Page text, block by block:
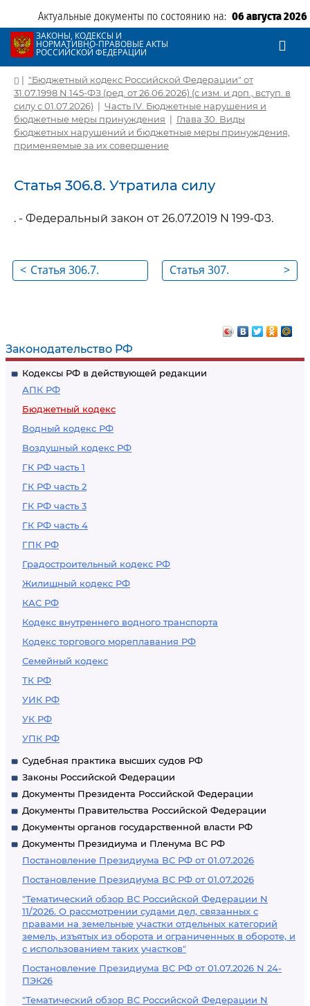
Актуальные документы по состоянию на: 06 августа 2026
ЗАКОНЫ, КОДЕКСЫ И
НОРМАТИВНО-ПРАВОВЫЕ АКТЫ
РОССИЙСКОЙ ФЕДЕРАЦИИ
Законодательство РФ
Кодексы РФ в действующей редакции
АПК РФ
Бюджетный кодекс
Водный кодекс РФ
Воздушный кодекс РФ
ГК РФ часть 1
ГК РФ часть 2
ГК РФ часть 3
ГК РФ часть 4
ГПК РФ
Градостроительный кодекс РФ
Жилищный кодекс РФ
КАС РФ
Кодекс внутреннего водного транспорта
Кодекс торгового мореплавания РФ
Семейный кодекс
ТК РФ
УИК РФ
УК РФ
УПК РФ
Судебная практика высших судов РФ
Законы Российской Федерации
Документы Президента Российской Федерации
Документы Правительства Российской Федерации
Документы органов государственной власти РФ
Документы Президиума и Пленума ВС РФ
Постановление Президиума ВС РФ от 01.07.2026
Постановление Президиума ВС РФ от 01.07.2026
"Тематический обзор ВС Российской Федерации N
11/2026. О рассмотрении судами дел, связанных с
правами на земельные участки отдельных категорий
земель, изъятых из оборота и ограниченных в обороте, и
с использованием таких участков"
Постановление Президиума ВС РФ от 01.07.2026 N 24-
ПЭК26
"Тематический обзор ВС Российской Федерации N
| "Бюджетный кодекс Российской Федерации" от
31.07.1998 N 145-ФЗ (ред. от 26.06.2026) (с изм. и доп., вступ. в
силу с 01.07.2026) | Часть IV. Бюджетные нарушения и
бюджетные меры принуждения | Глава 30. Виды
бюджетных нарушений и бюджетные меры принуждения,
применяемые за их совершение
Статья 306.8. Утратила силу
. - Федеральный закон от 26.07.2019 N 199-ФЗ.
< Статья 306.7.
>
Статья 307.
настоящего